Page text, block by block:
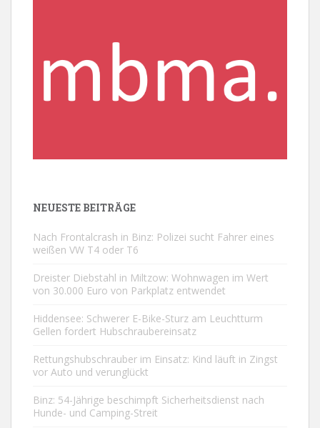
NEUESTE BEITRÄGE
Nach Frontalcrash in Binz: Polizei sucht Fahrer eines
weißen VW T4 oder T6
Dreister Diebstahl in Miltzow: Wohnwagen im Wert
von 30.000 Euro von Parkplatz entwendet
Hiddensee: Schwerer E-Bike-Sturz am Leuchtturm
Gellen fordert Hubschraubereinsatz
Rettungshubschrauber im Einsatz: Kind läuft in Zingst
vor Auto und verunglückt
Binz: 54-Jährige beschimpft Sicherheitsdienst nach
Hunde- und Camping-Streit